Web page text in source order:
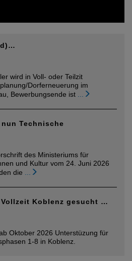
d)…
wird in Voll- oder Teilzit
Dorferneuerung im
Bewerbungsende ist
Technische
des Ministeriums für
und Kultur vom 24. Juni 2026
die
Koblenz gesucht …
Oktober 2026 Unterstüzung für
1-8 in Koblenz.